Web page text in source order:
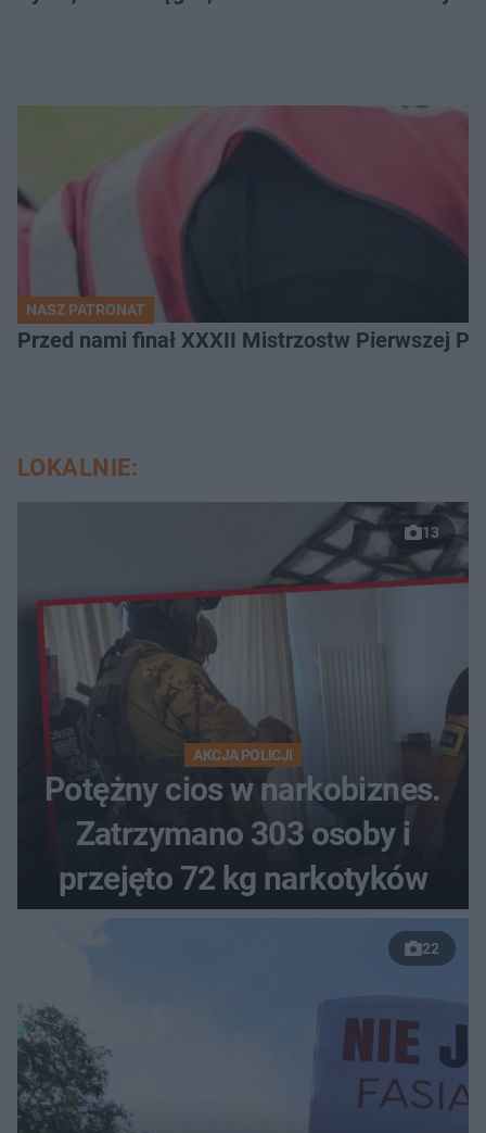
NASZ PATRONAT
Przed nami finał XXXII Mistrzostw Pierwszej
LOKALNIE:
13
AKCJA POLICJI
Potężny cios w narkobiznes.
Zatrzymano 303 osoby i
przejęto 72 kg narkotyków
22